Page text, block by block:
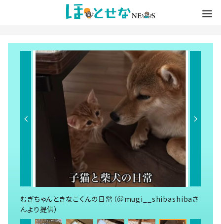
むぎちゃんときなこくんの日常（＠mugi__shibashibaさ
んより提供）